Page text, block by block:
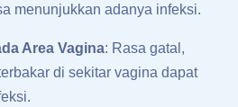
menunjukkan adanya infeksi.
Area Vagina: Rasa gatal,
di sekitar vagina dapat